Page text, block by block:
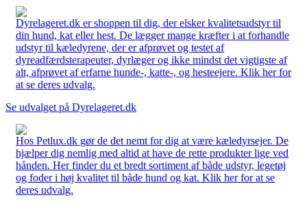
Dyrelageret.dk er shoppen til dig, der elsker kvalitetsudstyr til
din hund, kat eller hest. De lægger mange kræfter i at forhandle
udstyr til kæledyrene, der er afprøvet og testet af
dyreadfærdsterapeuter, dyrlæger og ikke mindst det vigtigste af
alt, afprøvet af erfarne hunde-, katte-, og hesteejere. Klik her for
at se deres udvalg.
Se udvalget på Dyrelageret.dk
Hos Petlux.dk gør de det nemt for dig at være kæledyrsejer. De
hjælper dig nemlig med altid at have de rette produkter lige ved
hånden. Her finder du et bredt sortiment af både udstyr, legetøj
og foder i høj kvalitet til både hund og kat. Klik her for at se
deres udvalg.